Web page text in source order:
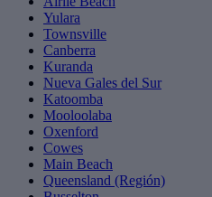
Yulara
Townsville
Canberra
Kuranda
Nueva Gales del Sur
Katoomba
Mooloolaba
Oxenford
Cowes
Main Beach
Queensland (Región)